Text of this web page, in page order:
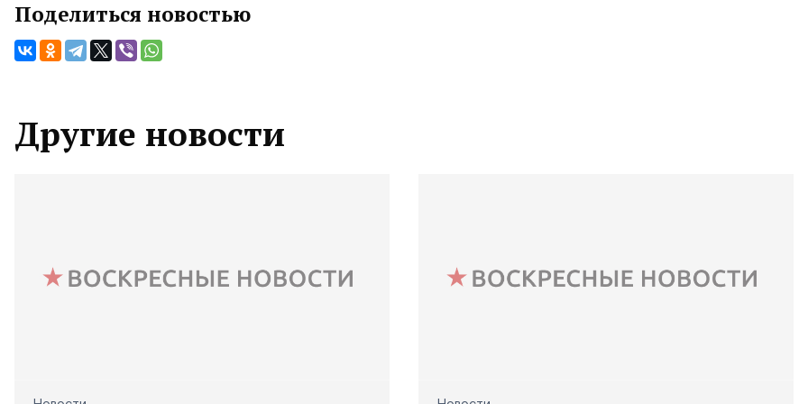
Поделиться новостью
Другие новости